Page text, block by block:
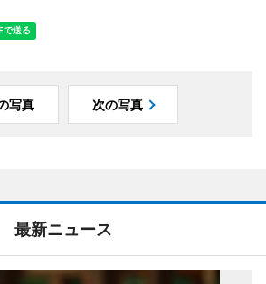
写真 次の写真
最新ニュース